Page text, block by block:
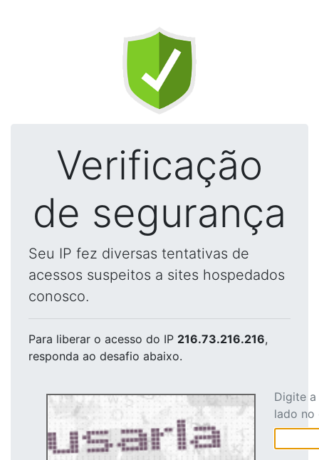
Verificação
de segurança
Seu IP fez diversas tentativas de
acessos suspeitos a sites hospedados
conosco.
Para liberar o acesso do IP 216.73.216.216,
responda ao desafio abaixo.
Digite
lado no